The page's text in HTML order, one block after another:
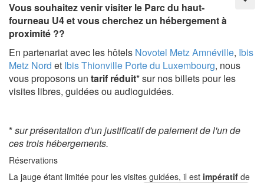
Vous souhaitez venir visiter le Parc du haut-
fourneau U4 et vous cherchez un hébergement à
proximité ??
En partenariat avec les hôtels Novotel Metz Amnéville, Ibis
Metz Nord et Ibis Thionville Porte du Luxembourg, nous
vous proposons un tarif réduit* sur nos billets pour les
visites libres, guidées ou audioguidées.
*sur présentation d'un justificatif de paiement de l'un de
ces trois hébergements.
Réservations
La jauge étant limitée pour les visites guidées, il est impératif de